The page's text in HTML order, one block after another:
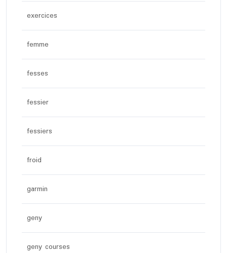
exercices
femme
fesses
fessier
fessiers
froid
garmin
geny
geny courses